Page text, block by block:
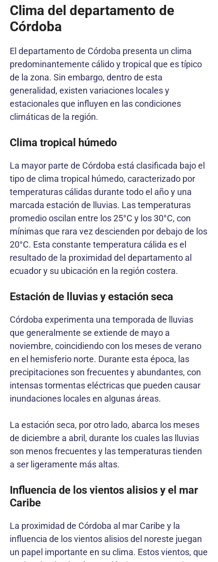
Clima del departamento de
Córdoba
El departamento de Córdoba presenta un clima
predominantemente cálido y tropical que es típico
de la zona. Sin embargo, dentro de esta
generalidad, existen variaciones locales y
estacionales que influyen en las condiciones
climáticas de la región.
Clima tropical húmedo
La mayor parte de Córdoba está clasificada bajo el
tipo de clima tropical húmedo, caracterizado por
temperaturas cálidas durante todo el año y una
marcada estación de lluvias. Las temperaturas
promedio oscilan entre los 25°C y los 30°C, con
mínimas que rara vez descienden por debajo de los
20°C. Esta constante temperatura cálida es el
resultado de la proximidad del departamento al
ecuador y su ubicación en la región costera.
Estación de lluvias y estación seca
Córdoba experimenta una temporada de lluvias
que generalmente se extiende de mayo a
noviembre, coincidiendo con los meses de verano
en el hemisferio norte. Durante esta época, las
precipitaciones son frecuentes y abundantes, con
intensas tormentas eléctricas que pueden causar
inundaciones locales en algunas áreas.
La estación seca, por otro lado, abarca los meses
de diciembre a abril, durante los cuales las lluvias
son menos frecuentes y las temperaturas tienden
a ser ligeramente más altas.
Influencia de los vientos alisios y el mar
Caribe
La proximidad de Córdoba al mar Caribe y la
influencia de los vientos alisios del noreste juegan
un papel importante en su clima. Estos vientos, que